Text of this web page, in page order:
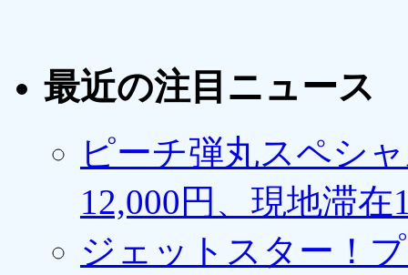
最近の注目ニュース
ピーチ弾丸スペシ
12,000円、現地滞
ジェットスター！